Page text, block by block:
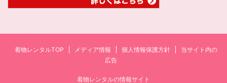
着物レンタルTOP メディア情報 個人情報保護方針
当サイト内の
広告
着物レンタルの情報サイト